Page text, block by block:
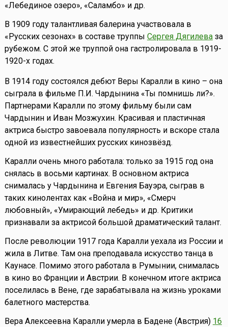
«Лебединое озеро», «Саламбо» и др.
В 1909 году талантливая балерина участвовала в
«Русских сезонах» в составе труппы Сергея Дягилеваза
рубежом. С этой же труппой она гастролировала в 1919-
1920-х годах.
В 1914 году состоялся дебют Веры Каралли в кино – она
сыграла в фильме П.И. Чардынина «Ты помнишь ли?».
Партнерами Каралли по этому фильму были сам
Чардынин и Иван Мозжухин. Красивая и пластичная
актриса быстро завоевала популярность и вскоре стала
одной из известнейших русских кинозвёзд.
Каралли очень много работала: только за 1915 год она
снялась в восьми картинах. В основном актриса
снималась у Чардынина и Евгения Бауэра, сыграв в
таких кинолентах как «Война и мир», «Смерч
любовный», «Умирающий лебедь» и др. Критики
признавали за актрисой большой драматический талант.
После революции 1917 года Каралли уехала из России и
жила в Литве. Там она преподавала искусство танца в
Каунасе. Помимо этого работала в Румынии, снималась
в кино во Франции и Австрии. В конечном итоге актриса
поселилась в Вене, где зарабатывала на жизнь уроками
балетного мастерства.
Вера Алексеевна Каралли умерла в Бадене (Австрия) 16